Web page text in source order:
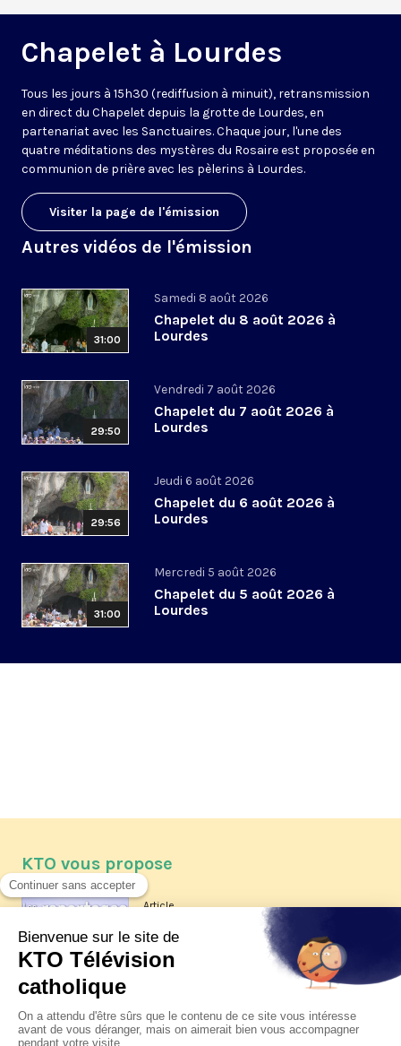
Chapelet à Lourdes
Tous les jours à 15h30 (rediffusion à minuit), retransmission
en direct du Chapelet depuis la grotte de Lourdes, en
partenariat avec les Sanctuaires. Chaque jour, l'une des
quatre méditations des mystères du Rosaire est proposée en
communion de prière avec les pèlerins à Lourdes.
Visiter la page de l'émission
Autres vidéos de l'émission
31:00
Samedi 8 août 2026
Chapelet du 8 août 2026 à
Lourdes
29:50
Vendredi 7 août 2026
Chapelet du 7 août 2026 à
Lourdes
29:56
Jeudi 6 août 2026
Chapelet du 6 août 2026 à
Lourdes
31:00
Mercredi 5 août 2026
Chapelet du 5 août 2026 à
Lourdes
KTO vous propose
Article
Les reportages d'été 2026 de KTO
La visite pastorale du pape Léon
XIV à Assise à suivre sur KTO le
jeudi 6 août